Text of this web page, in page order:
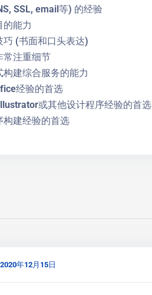
SSL, email等) 的经验
的能力
(书面和口头表达)
常注重细节
建综合服务的能力
经验的首选
或其他设计程序经验的首选
构建经验的首选
年12月15日